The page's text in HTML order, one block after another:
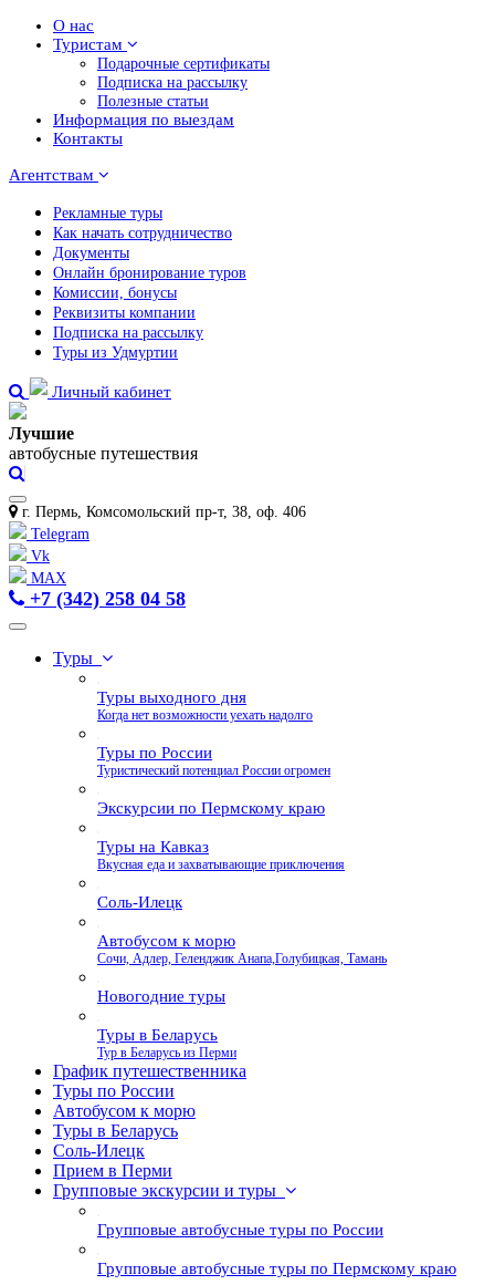
О нас
Туристам
Подарочные сертификаты
Подписка на рассылку
Полезные статьи
Информация по выездам
Контакты
Агентствам
Рекламные туры
Как начать сотрудничество
Документы
Онлайн бронирование туров
Комиссии, бонусы
Реквизиты компании
Подписка на рассылку
Туры из Удмуртии
Личный кабинет
Лучшие
автобусные путешествия
г. Пермь, Комсомольский пр-т, 38, оф. 406
Telegram
Vk
MAX
+7 (342) 258 04 58
Туры
Туры выходного дня
Когда нет возможности уехать надолго
Туры по России
Туристический потенциал России огромен
Экскурсии по Пермскому краю
Туры на Кавказ
Вкусная еда и захватывающие приключения
Соль-Илецк
Автобусом к морю
Сочи, Адлер, Геленджик Анапа,Голубицкая, Тамань
Новогодние туры
Туры в Беларусь
Тур в Беларусь из Перми
График путешественника
Туры по России
Автобусом к морю
Туры в Беларусь
Соль-Илецк
Прием в Перми
Групповые экскурсии и туры
Групповые автобусные туры по России
Групповые автобусные туры по Пермскому краю